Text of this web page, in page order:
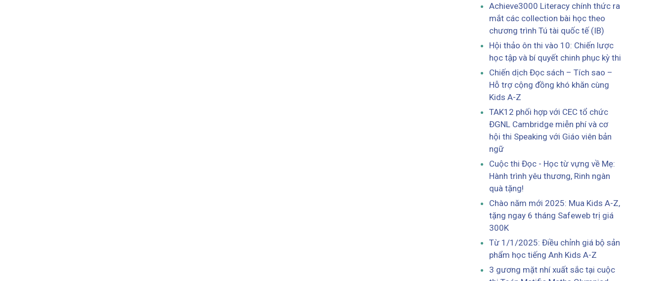
Achieve3000 Literacy chính thức ra
mắt các collection bài học theo
chương trình Tú tài quốc tế (IB)
Hội thảo ôn thi vào 10: Chiến lược
học tập và bí quyết chinh phục kỳ thi
Chiến dịch Đọc sách – Tích sao –
Hỗ trợ cộng đồng khó khăn cùng
Kids A-Z
TAK12 phối hợp với CEC tổ chức
ĐGNL Cambridge miễn phí và cơ
hội thi Speaking với Giáo viên bản
ngữ
Cuộc thi Đọc - Học từ vựng về Mẹ:
Hành trình yêu thương, Rinh ngàn
quà tặng!
Chào năm mới 2025: Mua Kids A-Z,
tặng ngay 6 tháng Safeweb trị giá
300K
Từ 1/1/2025: Điều chỉnh giá bộ sản
phẩm học tiếng Anh Kids A-Z
3 gương mặt nhí xuất sắc tại cuộc